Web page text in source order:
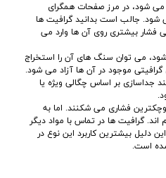
‌شود، در مرز صفحات همگرای
‌شود. جالب است بدانید گرافیت ها
فشار بیشتری روی آن ها وارد می
‌شود، می توان سنگ های آن را استخراج
موجود در آن‌ ها آزاد می شود.
جداسازی بر اساس چگالی ویژه یا
فشاری می‌ شکنند. اما به
گرافیت ها در تماس با مواد دیگر
دلیل بیشترین کاربرد این نوع در
است.